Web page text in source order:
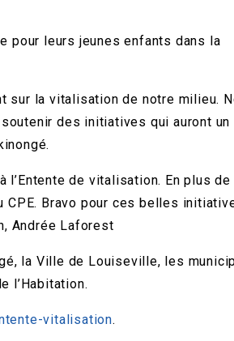
pour leurs jeunes enfants dans la
sur la vitalisation de notre milieu.
des initiatives qui auront
de vitalisation. En plus de
Bravo pour ces belles
Andrée Laforest
la Ville de Louiseville, les
l’Habitation.
vitalisation.